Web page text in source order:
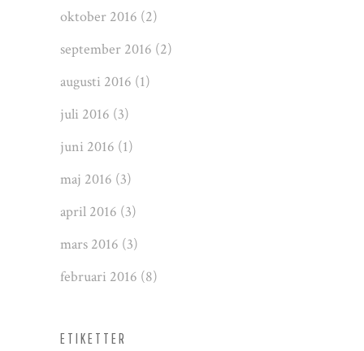
oktober 2016 (2)
september 2016 (2)
augusti 2016 (1)
juli 2016 (3)
juni 2016 (1)
maj 2016 (3)
april 2016 (3)
mars 2016 (3)
februari 2016 (8)
ETIKETTER